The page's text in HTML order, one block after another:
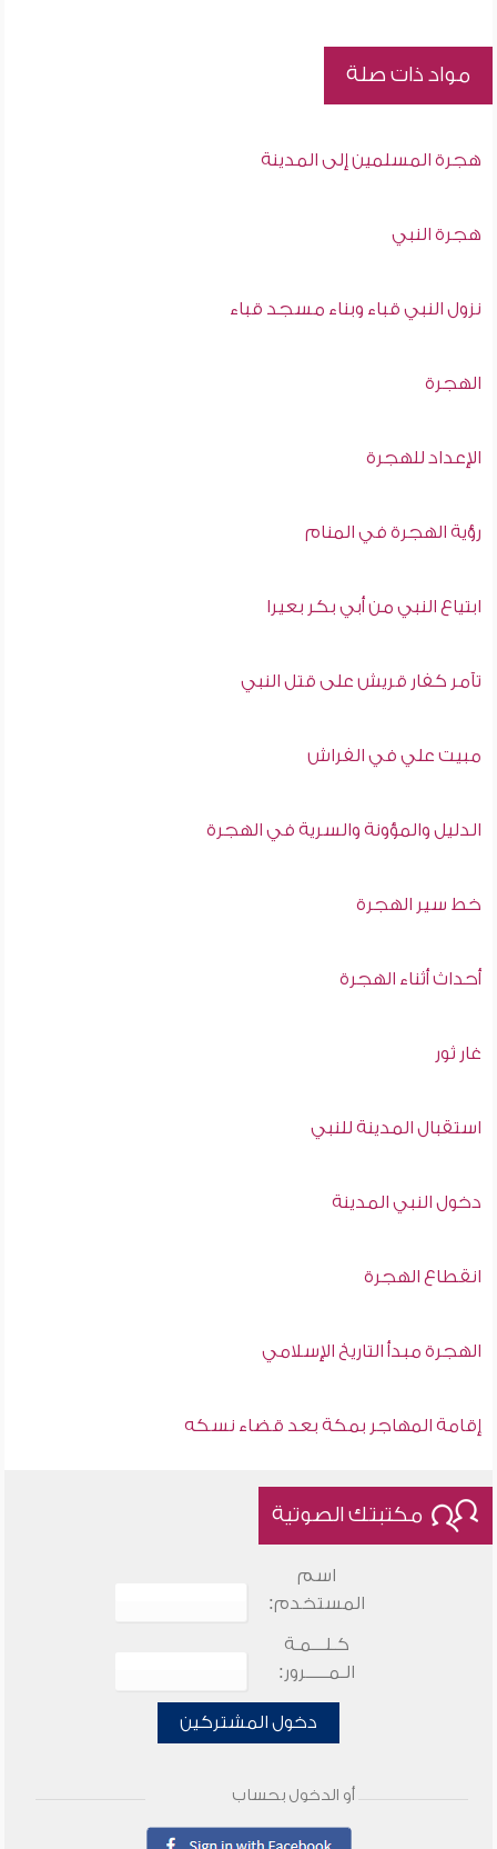
مواد ذات صلة
هجرة المسلمين إلى المدينة
هجرة النبي
نزول النبي قباء وبناء مسجد قباء
الهجرة
الإعداد للهجرة
رؤية الهجرة في المنام
ابتياع النبي من أبي بكر بعيرا
تآمر كفار قريش على قتل النبي
مبيت علي في الفراش
الدليل والمؤونة والسرية في الهجرة
خط سير الهجرة
أحداث أثناء الهجرة
غار ثور
استقبال المدينة للنبي
دخول النبي المدينة
انقطاع الهجرة
الهجرة مبدأ التاريخ الإسلامي
إقامة المهاجر بمكة بعد قضاء نسكه
مكتبتك الصوتية
اسم
المستخدم:
كـلـــمـة
الـمـــــرور:
دخول المشتركين
أو الدخول بحساب